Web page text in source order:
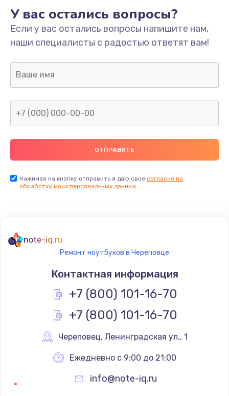
У вас остались вопросы?
Если у вас остались вопросы напишите нам,
наши специалисты с радостью ответят вам!
Нажимая на кнопку отправить я даю свое согласие на
обработку моих персональных данных.
note-iq.ru
Ремонт ноутбуков в Череповце
Контактная информация
+7 (800) 101-16-70
+7 (800) 101-16-70
Череповец, Ленинградская ул., 1
Ежедневно с 9:00 до 21:00
info@note-iq.ru